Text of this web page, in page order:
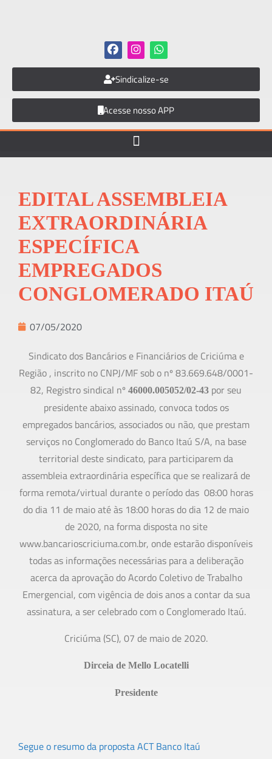
Sindicalize-se
Acesse nosso APP
EDITAL ASSEMBLEIA
EXTRAORDINÁRIA
ESPECÍFICA
EMPREGADOS
CONGLOMERADO ITAÚ
07/05/2020
Sindicato dos Bancários e Financiários de Criciúma e
Região , inscrito no CNPJ/MF sob o nº 83.669.648/0001-
82, Registro sindical nº 46000.005052/02-43 por seu
presidente abaixo assinado, convoca todos os
empregados bancários, associados ou não, que prestam
serviços no Conglomerado do Banco Itaú S/A, na base
territorial deste sindicato, para participarem da
assembleia extraordinária específica que se realizará de
forma remota/virtual durante o período das 08:00 horas
do dia 11 de maio até às 18:00 horas do dia 12 de maio
de 2020, na forma disposta no site
www.bancarioscriciuma.com.br, onde estarão disponíveis
todas as informações necessárias para a deliberação
acerca da aprovação do Acordo Coletivo de Trabalho
Emergencial, com vigência de dois anos a contar da sua
assinatura, a ser celebrado com o Conglomerado Itaú.
Criciúma (SC), 07 de maio de 2020.
Dirceia de Mello Locatelli
Presidente
Segue o resumo da proposta ACT Banco Itaú